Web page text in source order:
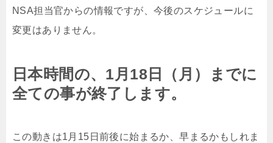
NSA担当官からの情報ですが、今後のスケジュールに
変更はありません。
日本時間の、1月18日（月）までに
全ての事が終了します。
この動きは1月15日前後に始まるか、早まるかもしれま